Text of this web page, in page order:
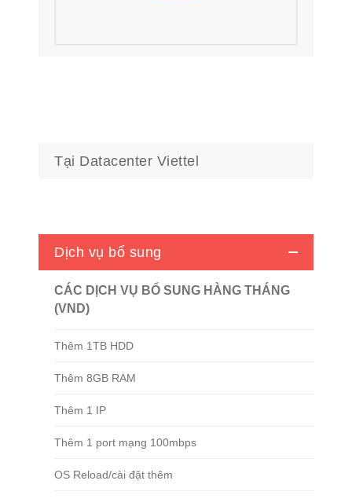
Tại Datacenter Viettel
Dịch vụ bổ sung
CÁC DỊCH VỤ BỔ SUNG HÀNG THÁNG
(VND)
Thêm 1TB HDD
Thêm 8GB RAM
Thêm 1 IP
Thêm 1 port mạng 100mbps
OS Reload/cài đặt thêm